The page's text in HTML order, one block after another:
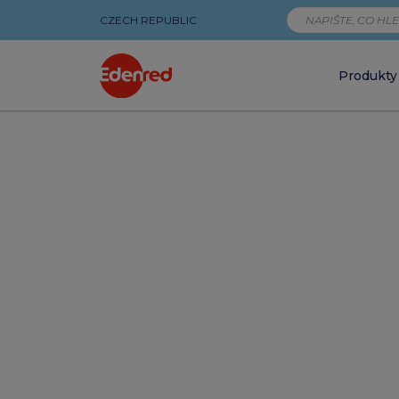
CZECH REPUBLIC
Produkty